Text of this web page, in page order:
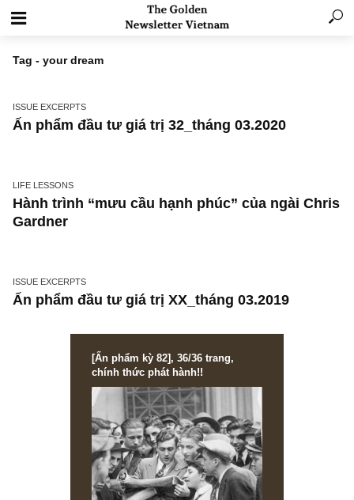
Tag - your dream
ISSUE EXCERPTS
Ấn phẩm đầu tư giá trị 32_tháng 03.2020
LIFE LESSONS
Hành trình “mưu cầu hạnh phúc” của ngài
Ấn phẩm đầu tư giá trị XX_tháng 03.2019
[Ấn phẩm kỳ 82], 36/36 trang,
chính thức phát hành!!